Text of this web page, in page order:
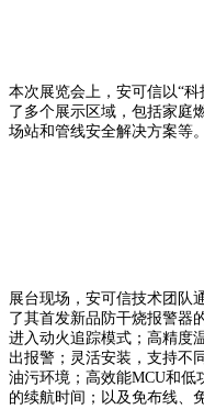
本次展览会上，安可信以“
了多个展示区域，包括家庭
场站和管线安全解决方案等。
展台现场，安可信技术团队
了其首发新品防干烧报警器
进入动火追踪模式；高精度
出报警；灵活安装，支持不
油污环境；高效能MCU和低
的续航时间；以及免布线、